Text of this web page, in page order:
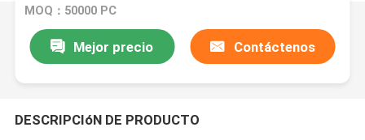
concentrado de vidrio envases de vidrio
MOQ：50000 PC
Mejor precio Contáctenos
DESCRIPCIóN DE PRODUCTO